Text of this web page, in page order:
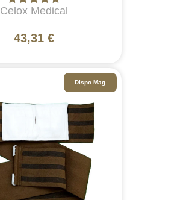
Celox Medical
43,31 €
Dispo Mag